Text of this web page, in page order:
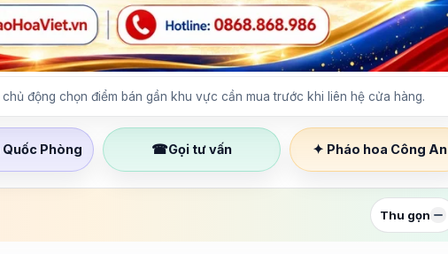
động chọn điểm bán gần khu vực cần mua trước khi liên hệ cửa hàng.
Phòng ☎Gọi tư vấn ✦ Pháo hoa Công An
Thu gọn